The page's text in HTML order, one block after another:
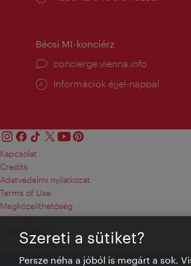
Bécsi MI-konciérz
concierge.vienna.info
Információk éjjel-nappal
Kapcsolat
Credits
Adatvédelmi nyilatkozat
Terms of Use
Megközelíthetőség
Sajtókapcsolat
Sütik beállítása
© Copyright WienTourismus
Szereti a sütiket?
Persze néha a jóból is megárt a sok.